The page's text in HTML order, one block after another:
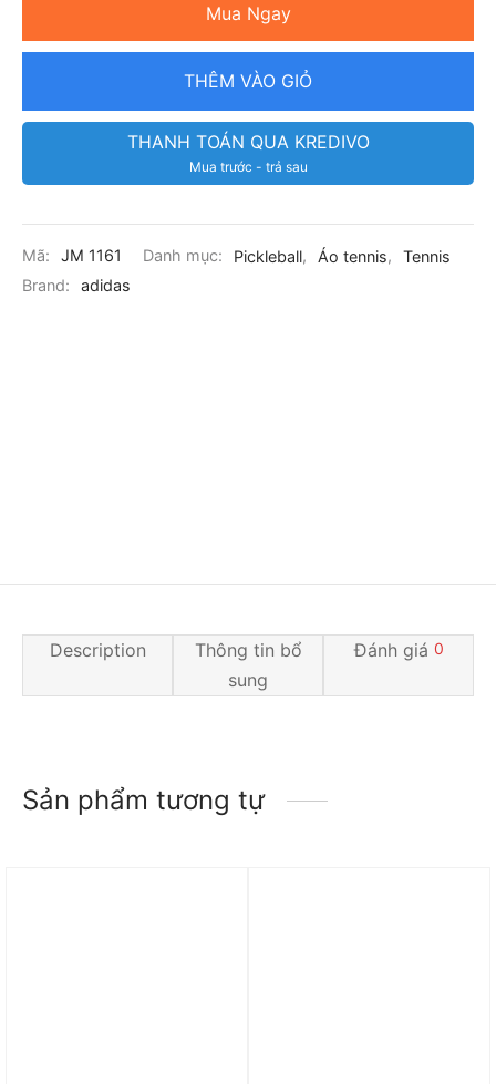
Mua Ngay
THÊM VÀO GIỎ
THANH TOÁN QUA KREDIVO
Mua trước - trả sau
Mã: JM 1161 Danh mục: Pickleball, Áo tennis,
Tennis
Brand:
adidas
Description
Thông tin bổ
sung
Đánh giá 0
Sản phẩm tương tự